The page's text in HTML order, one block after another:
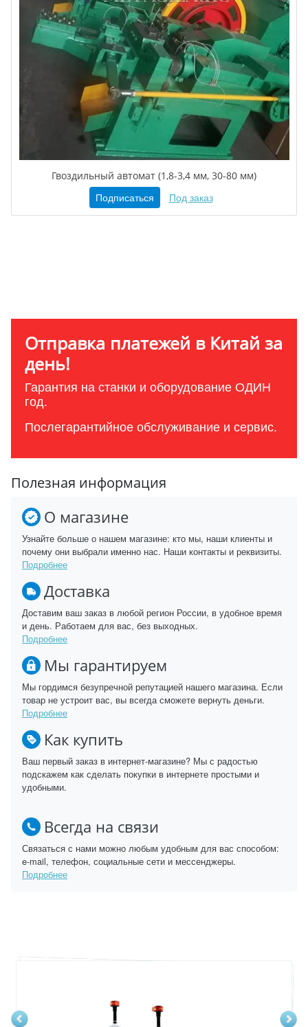
Гвоздильный автомат (1,8-3,4 мм, 30-80 мм)
Подписаться Под заказ
Отправка платежей в Китай за
день!
Гарантия на станки и оборудование ОДИН
год.
Послегарантийное обслуживание и сервис.
Полезная информация
О магазине
Узнайте больше о нашем магазине: кто мы, наши клиенты и
почему они выбрали именно нас. Наши контакты и реквизиты.
Подробнее
Доставка
Доставим ваш заказ в любой регион России, в удобное время
и день. Работаем для вас, без выходных.
Подробнее
Мы гарантируем
Мы гордимся безупречной репутацией нашего магазина. Если
товар не устроит вас, вы всегда сможете вернуть деньги.
Подробнее
Как купить
Ваш первый заказ в интернет-магазине? Мы с радостью
подскажем как сделать покупки в интернете простыми и
удобными.
Всегда на связи
Связаться с нами можно любым удобным для вас способом:
e-mail, телефон, социальные сети и мессенджеры.
Подробнее